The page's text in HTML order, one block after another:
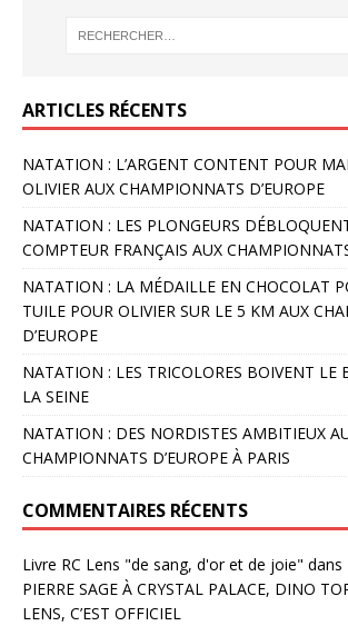
ARTICLES RÉCENTS
NATATION : L’ARGENT CONTENT POUR
OLIVIER AUX CHAMPIONNATS D’EUROPE
NATATION : LES PLONGEURS
COMPTEUR FRANÇAIS AUX
NATATION : LA MÉDAILLE EN CHOCOLAT
TUILE POUR OLIVIER SUR LE 5 KM AUX
D’EUROPE
NATATION : LES TRICOLORES BOIVENT LE
LA SEINE
NATATION : DES NORDISTES AMBITIEUX
CHAMPIONNATS D’EUROPE À PARIS
COMMENTAIRES RÉCENTS
Livre RC Lens "de sang, d'or et de joie" dans
PIERRE SAGE À CRYSTAL PALACE, DINO
LENS, C’EST OFFICIEL